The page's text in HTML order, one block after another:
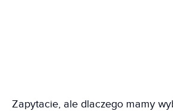
Zapytacie, ale dlaczego mamy